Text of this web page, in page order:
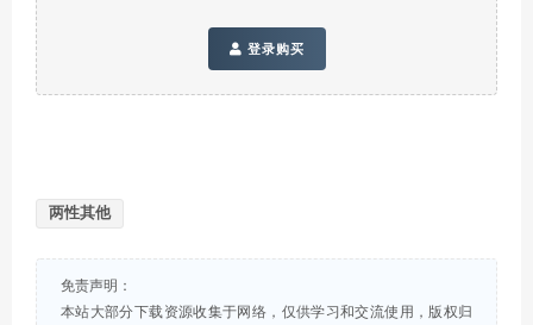
登录购买
两性其他
免责声明：
本站大部分下载资源收集于网络，仅供学习和交流使用，版权归